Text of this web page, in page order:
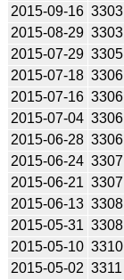
2015-09-16 3303
2015-08-29 3303
2015-07-29 3305
2015-07-18 3306
2015-07-16 3306
2015-07-04 3306
2015-06-28 3306
2015-06-24 3307
2015-06-21 3307
2015-06-13 3308
2015-05-31 3308
2015-05-10 3310
2015-05-02 3311